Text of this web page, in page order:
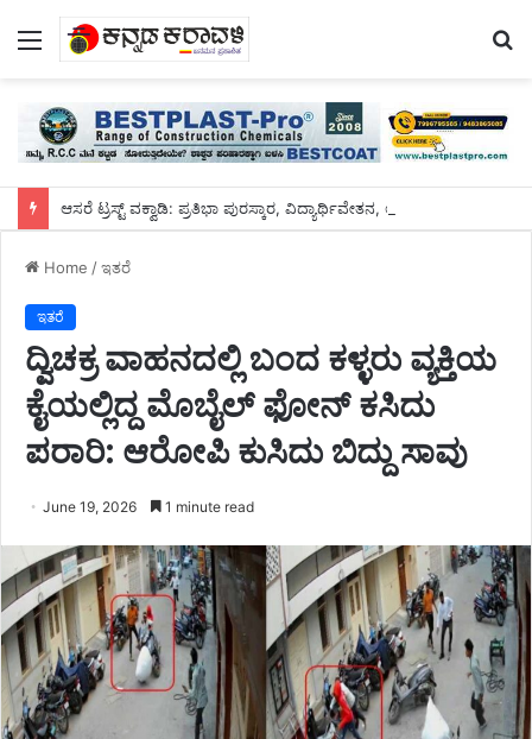
Menu
Home /ಇತರೆ
ಇತರೆ
ದ್ವಿಚಕ್ರ ವಾಹನದಲ್ಲಿ ಬಂದ ಕಳ್ಳರು ವ್ಯಕ್ತಿಯ
ಕೈಯಲ್ಲಿದ್ದ ಮೊಬೈಲ್ ಫೋನ್ ಕಸಿದು
ಪರಾರಿ: ಆರೋಪಿ ಕುಸಿದು ಬಿದ್ದು ಸಾವು
June 19, 2026 1 minute read